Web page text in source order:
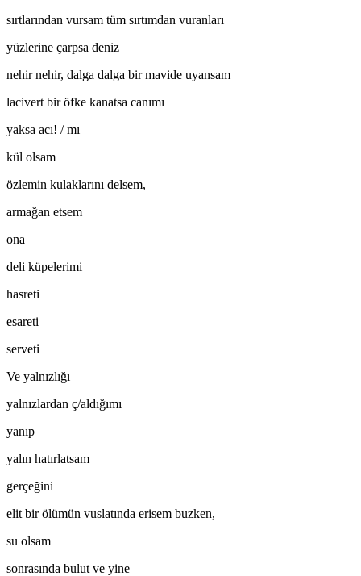
sırtlarından vursam tüm sırtımdan vuranları
yüzlerine çarpsa deniz
nehir nehir, dalga dalga bir mavide uyansam
lacivert bir öfke kanatsa canımı
yaksa acı! / mı
kül olsam
özlemin kulaklarını delsem,
armağan etsem
ona
deli küpelerimi
hasreti
esareti
serveti
Ve yalnızlığı
yalnızlardan ç/aldığımı
yanıp
yalın hatırlatsam
gerçeğini
elit bir ölümün vuslatında erisem buzken,
su olsam
sonrasında bulut ve yine